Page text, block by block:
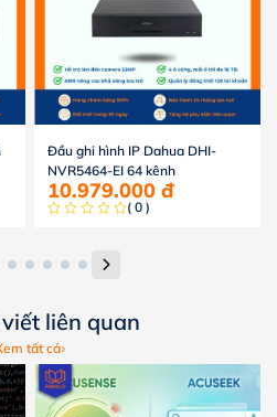
Đầu ghi hình IP Dahua DHI-
NVR5464-EI 64 kênh
10.979.000 đ
( 0 )
liên quan
tất cả